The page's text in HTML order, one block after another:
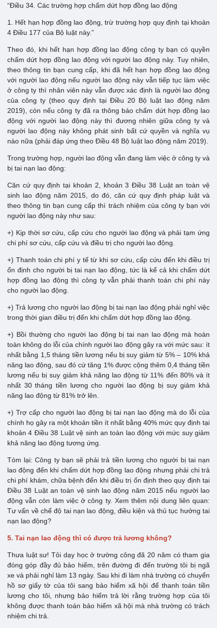
“Điều 34. Các trường hợp chấm dứt hợp đồng lao động
1. Hết hạn hợp đồng lao động, trừ trường hợp quy định tại khoản
4 Điều 177 của Bộ luật này.”
Theo đó, khi hết hạn hợp đồng lao động công ty bạn có quyền
chấm dứt hợp đồng lao động với người lao động này. Tuy nhiên,
theo thông tin bạn cung cấp, khi đã hết hạn hợp đồng lao động
với người lao động nếu người lao động này vẫn tiếp tục làm việc
ở công ty thì nhân viên này vẫn được xác định là người lao động
của công ty (theo quy định tại Điều 20 Bộ luật lao động năm
2019), còn nếu công ty đã ra thông báo chấm dứt hợp đồng lao
động với người lao động này thì đương nhiên giữa công ty và
người lao động này không phát sinh bất cứ quyền và nghĩa vụ
nào nữa (phải đáp ứng theo Điều 48 Bộ luật lao động năm 2019).
Trong trường hợp, người lao động vẫn đang làm việc ở công ty và
bị tai nạn lao động:
Căn cứ quy định tại khoản 2, khoản 3 Điều 38 Luật an toàn vệ
sinh lao động năm 2015, do đó, căn cứ quy định pháp luật và
theo thông tin bạn cung cấp thì trách nhiệm của công ty bạn với
người lao động này như sau:
+) Kịp thời sơ cứu, cấp cứu cho người lao động và phải tạm ứng
chi phí sơ cứu, cấp cứu và điều trị cho người lao động.
+) Thanh toán chi phí y tế từ khi sơ cứu, cấp cứu đến khi điều trị
ổn định cho người bị tai nạn lao động, tức là kể cả khi chấm dứt
hợp đồng lao động thì công ty vẫn phải thanh toán chi phí này
cho người lao động.
+) Trả lương cho người lao động bị tai nạn lao động phải nghỉ việc
trong thời gian điều trị đến khi chấm dứt hợp đồng lao động.
+) Bồi thường cho người lao động bị tai nạn lao động mà hoàn
toàn không do lỗi của chính người lao động gây ra với mức sau: ít
nhất bằng 1,5 tháng tiền lương nếu bị suy giảm từ 5% – 10% khả
năng lao động, sau đó cứ tăng 1% được cộng thêm 0,4 tháng tiền
lương nếu bị suy giảm khả năng lao động từ 11% đến 80% và ít
nhất 30 tháng tiền lương cho người lao động bị suy giảm khả
năng lao động từ 81% trở lên.
+) Trợ cấp cho người lao động bị tai nạn lao động mà do lỗi của
chính họ gây ra một khoản tiền ít nhất bằng 40% mức quy định tại
khoản 4 Điều 38 Luật vệ sinh an toàn lao động với mức suy giảm
khả năng lao động tương ứng.
Tóm lại: Công ty bạn sẽ phải trả tiền lương cho người bị tai nạn
lao động đến khi chấm dứt hợp đồng lao động nhưng phải chi trả
chi phí khám, chữa bệnh đến khi điều trị ổn định theo quy định tại
Điều 38 Luật an toàn vệ sinh lao động năm 2015 nếu người lao
động vẫn còn làm việc ở công ty. Xem thêm nội dung liên quan:
Tư vấn về chế độ tai nạn lao động, điều kiện và thủ tục hưởng tai
nạn lao động?
5. Tai nạn lao động thì có được trả lương không?
Thưa luật sư! Tôi dạy học ở trường công đã 20 năm có tham gia
đóng góp đầy đủ bảo hiểm, trên đường đi đến trường tôi bị ngã
xe và phải nghỉ làm 13 ngày. Sau khi đi làm nhà trường có chuyển
hồ sơ giấy tờ của tôi sang bảo hiểm xã hội để thanh toán tiền
lương cho tôi, nhưng bảo hiểm trả lời rằng trường hợp của tôi
không được thanh toán bảo hiểm xã hội mà nhà trường có trách
nhiệm chi trả.